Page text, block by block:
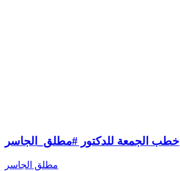
خطب الجمعة للدكتور #مطلق_الجاسر
مطلق الجاسر